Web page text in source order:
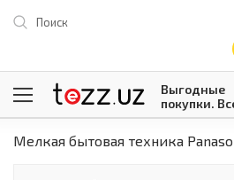
Поиск
Выгодные
покупки.
1 USD = 12 296.16 сум \
Мелкая бытовая техника